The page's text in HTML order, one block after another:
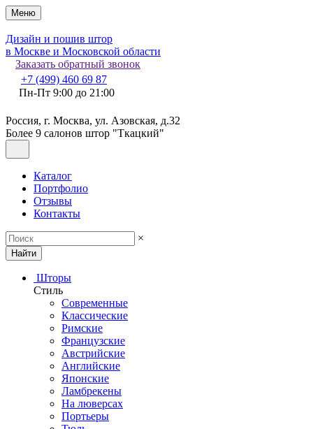
Меню
Дизайн и пошив штор
в Москве и Московской области
Заказать обратный звонок
+7 (499) 460 69 87
Пн-Пт 9:00 до 21:00
Россия, г. Москва, ул. Азовская, д.32
Более 9 салонов штор "Ткацкий"
Каталог
Портфолио
Отзывы
Контакты
×
Найти
Шторы
Стиль
Современные
Классические
Римские
Французские
Австрийские
Английские
Японские
Ламбрекены
На люверсах
Портьеры